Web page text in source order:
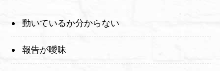
動いているか分からない
報告が曖昧